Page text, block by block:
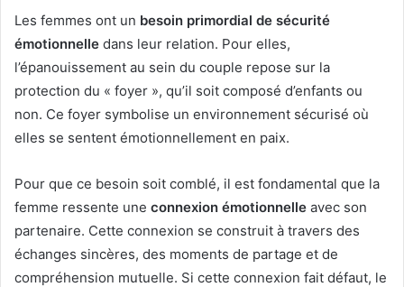
Les femmes ont un besoin primordial de sécurité
émotionnelle dans leur relation. Pour elles,
l’épanouissement au sein du couple repose sur la
protection du « foyer », qu’il soit composé d’enfants ou
non. Ce foyer symbolise un environnement sécurisé où
elles se sentent émotionnellement en paix.
Pour que ce besoin soit comblé, il est fondamental que la
femme ressente une connexion émotionnelle avec son
partenaire. Cette connexion se construit à travers des
échanges sincères, des moments de partage et de
compréhension mutuelle. Si cette connexion fait défaut, le